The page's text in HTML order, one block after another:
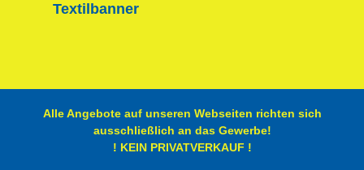
Textilbanner
Alle Angebote auf unseren Webseiten richten sich
ausschließlich an das Gewerbe!
! KEIN PRIVATVERKAUF !